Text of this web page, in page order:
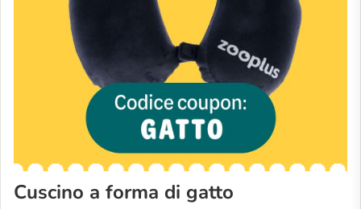
Cuscino a forma di gatto